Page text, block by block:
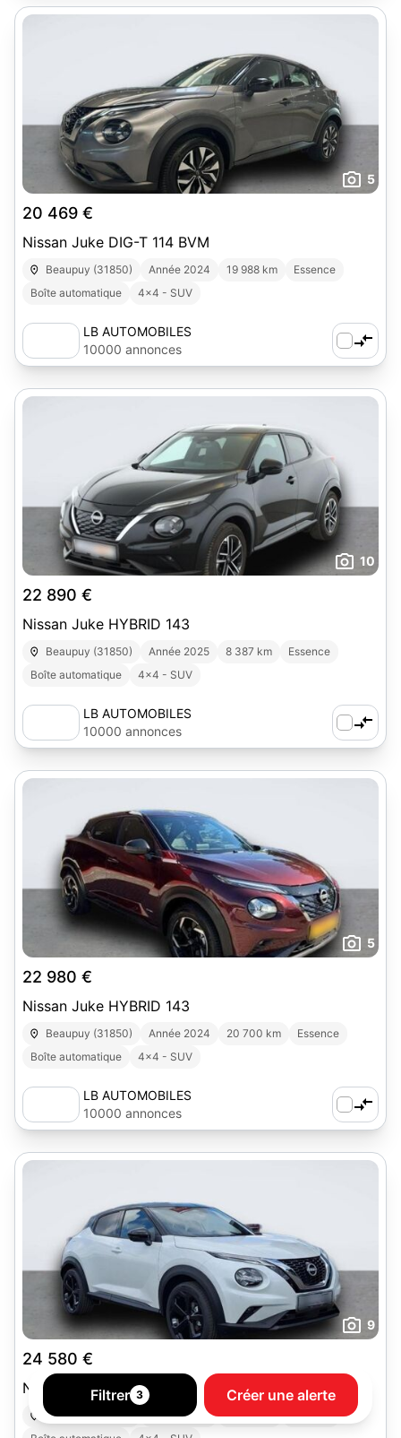
5
20 469 €
Nissan Juke DIG-T 114 BVM
Beaupuy (31850) Année 2024 19 988 km
Essence
Boîte automatique
4x4 - SUV
LB AUTOMOBILES
10000 annonces
10
22 890 €
Nissan Juke HYBRID 143
Beaupuy (31850) Année 2025 8 387 km
Essence
Boîte automatique
4x4 - SUV
LB AUTOMOBILES
10000 annonces
5
22 980 €
Nissan Juke HYBRID 143
Beaupuy (31850) Année 2024 20 700 km
Essence
Boîte automatique
4x4 - SUV
LB AUTOMOBILES
10000 annonces
9
24 580 €
Nissan Juke DIG-T 114 BVM
Beaupuy (31850) Année 2025 3 500 km
Essence
Filtrer 3 Créer une alerte